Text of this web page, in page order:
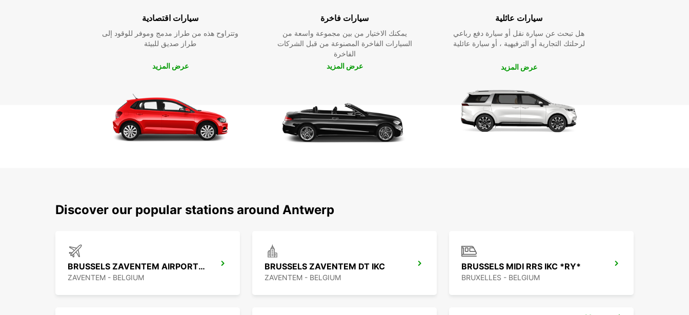
سيارات اقتصادية
وتتراوح هذه من طراز مدمج وموفر للوقود إلى
طراز صديق للبيئة
عرض المزيد
سيارات فاخرة
يمكنك الاختيار من بين مجموعة واسعة من
السيارات الفاخرة المصنوعة من قبل الشركات
الفاخرة
عرض المزيد
سيارات عائلية
هل تبحث عن سيارة نقل أو سيارة دفع رباعي
لرحلتك التجارية أو الترفيهية ، أو سيارة عائلية
عرض المزيد
Discover our popular stations around Antwerp
BRUSSELS ZAVENTEM AIRPORT IKC *RY*
ZAVENTEM - BELGIUM
BRUSSELS ZAVENTEM DT IKC
ZAVENTEM - BELGIUM
BRUSSELS MIDI RRS IKC *RY*
BRUXELLES - BELGIUM